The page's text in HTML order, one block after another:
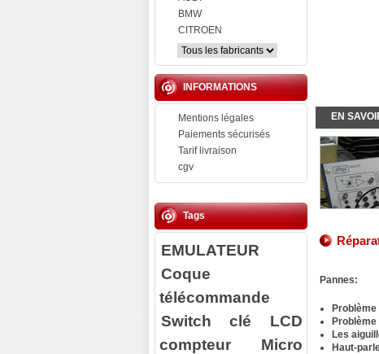
BMW
CITROEN
INFORMATIONS
Mentions légales
Paiements sécurisés
Tarif livraison
cgv
Tags
EMULATEUR
Coque
télécommande
Switch clé
LCD
compteur
Micro
EN
Pannes:
Les
Haut-